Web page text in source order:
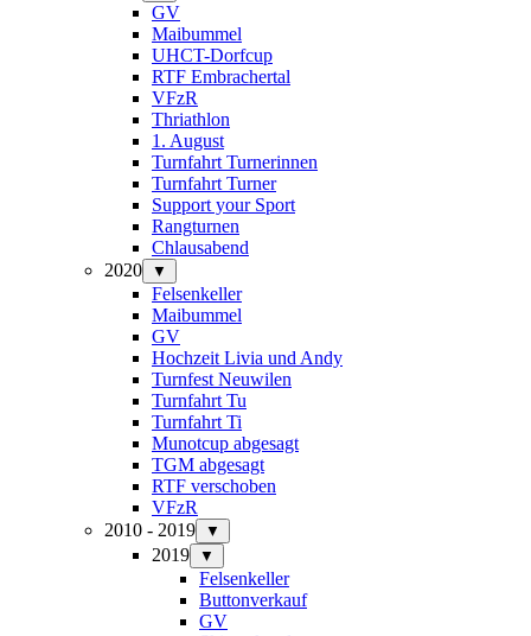
GV
Maibummel
UHCT-Dorfcup
RTF Embrachertal
VFzR
Thriathlon
1. August
Turnfahrt Turnerinnen
Turnfahrt Turner
Support your Sport
Rangturnen
Chlausabend
2020
▼
Felsenkeller
Maibummel
GV
Hochzeit Livia und Andy
Turnfest Neuwilen
Turnfahrt Tu
Turnfahrt Ti
Munotcup abgesagt
TGM abgesagt
RTF verschoben
VFzR
2010 - 2019
▼
2019 ▼
Felsenkeller
Buttonverkauf
GV